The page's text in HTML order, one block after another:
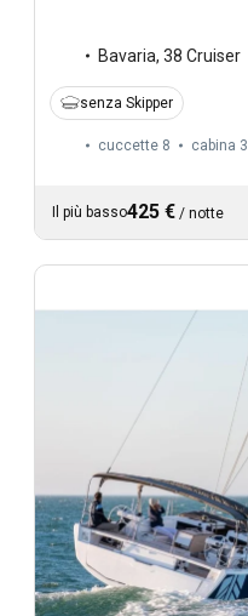
Bavaria, 38 Cruiser
senza Skipper
cuccette 8 cabina 3
Il più basso425 € / notte